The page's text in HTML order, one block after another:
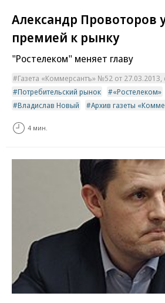
Александр Провоторов
премией к рынку
"Ростелеком" меняет главу
Газета «Коммерсантъ» №52 от 27.03.2013,
Потребительский рынок
«Ростелеком»
Владислав Новый
Архив газеты
4 мин.